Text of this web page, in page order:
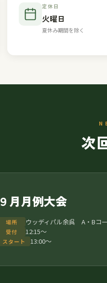
定休日
火曜日
夏休み期間を除く
次
９月月例大会
場所 ウッディパル余呉 A・Bコ
受付 12:15〜
スタート 13:00〜